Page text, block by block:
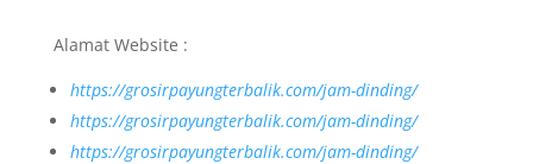
Alamat Website :
https://grosirpayungterbalik.com/jam-dinding/
https://grosirpayungterbalik.com/jam-dinding/
https://grosirpayungterbalik.com/jam-dinding/